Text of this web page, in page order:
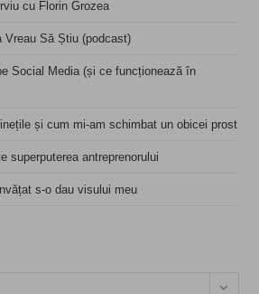
cu Florin Grozea
Vreau Să Știu (podcast)
Social Media (și ce funcționează în
și cum mi-am schimbat un obicei prost
superputerea antreprenorului
s-o dau visului meu